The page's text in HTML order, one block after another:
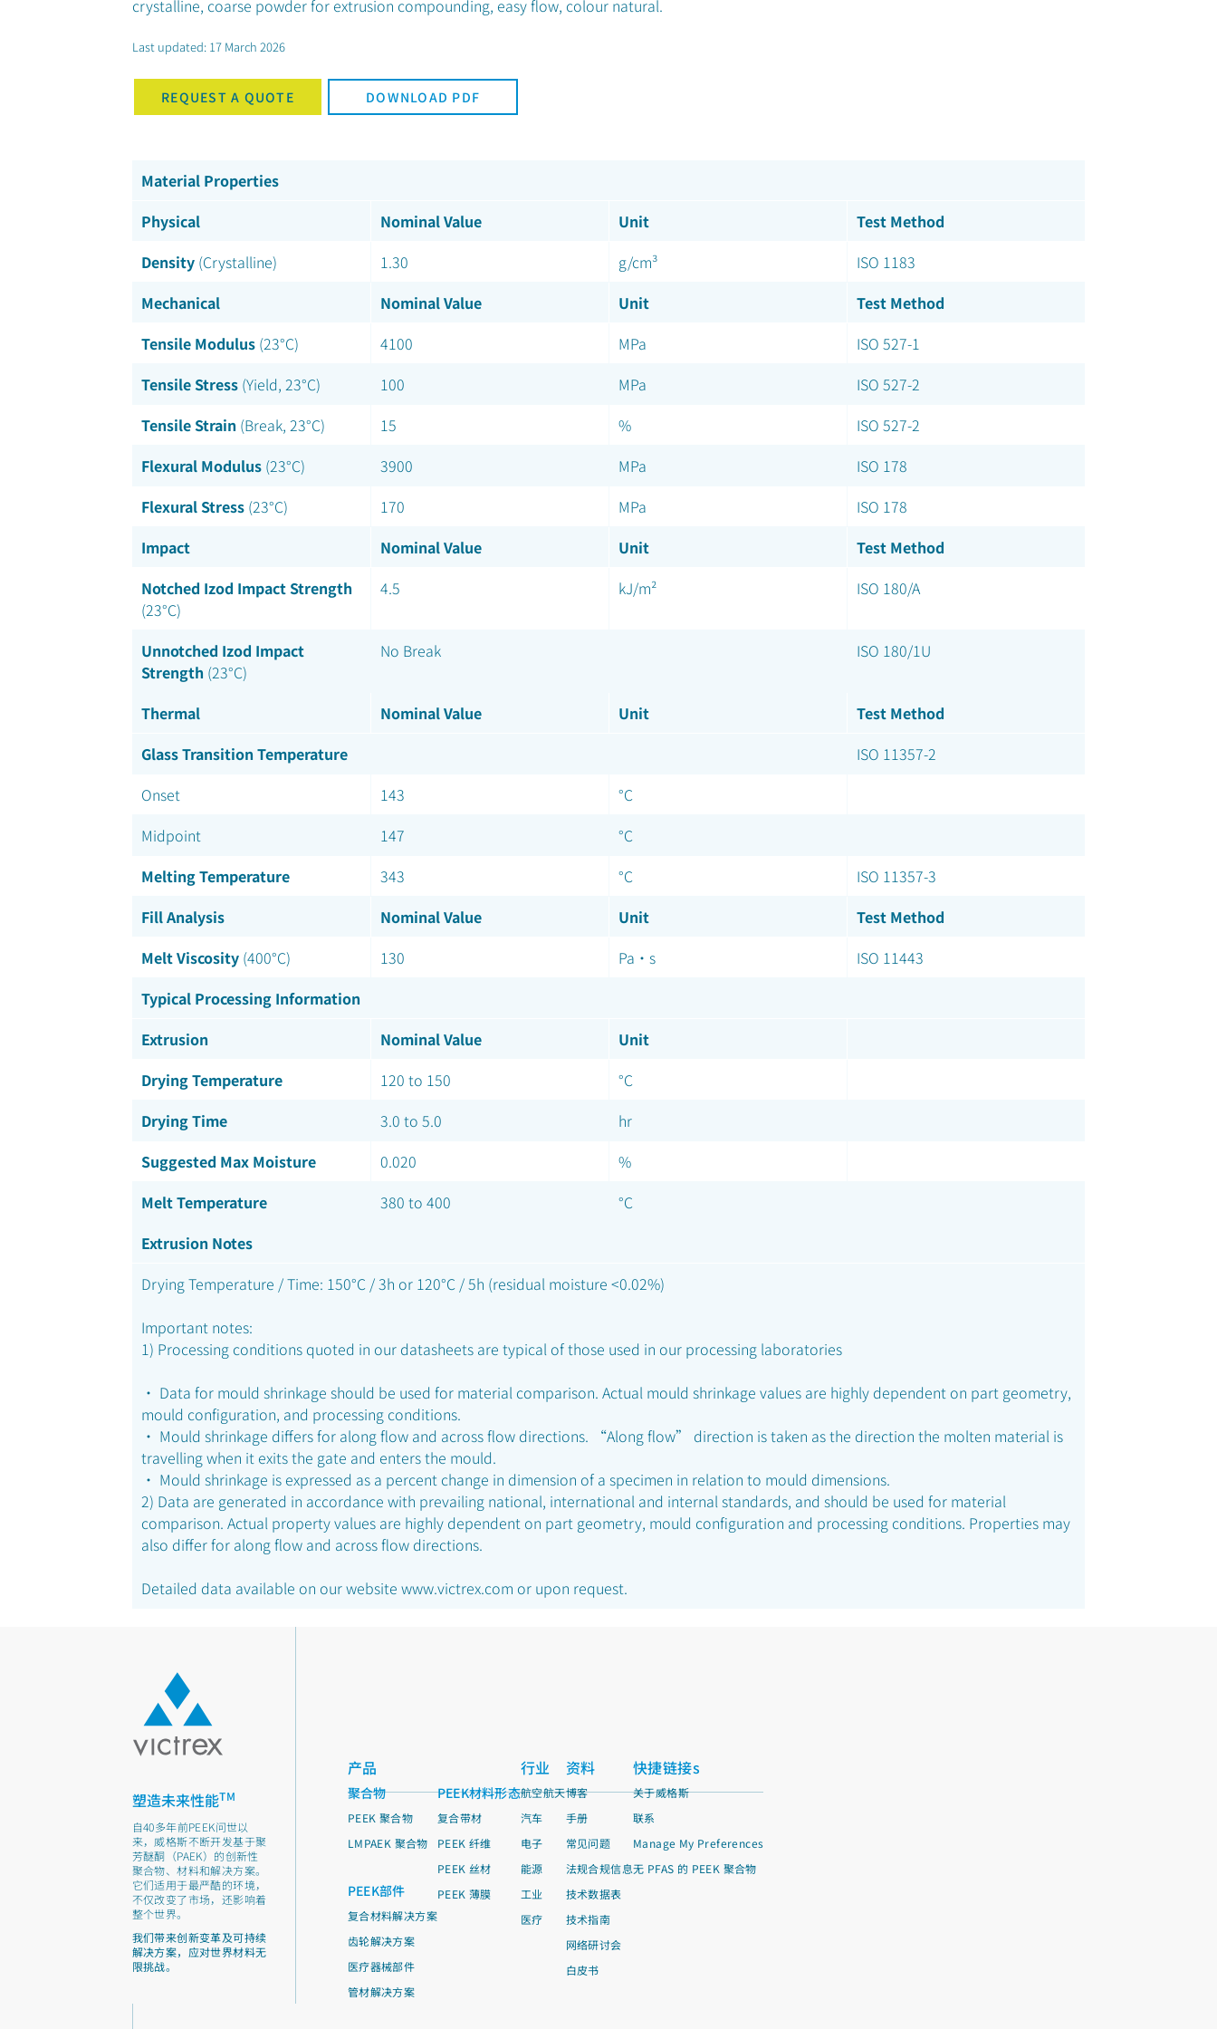
crystalline, coarse powder for extrusion compounding, easy flow, colour natural.
Last updated: 17 March 2026
REQUEST A QUOTE DOWNLOAD PDF
Material Properties
Physical
Nominal Value Unit
Test Method
Density(Crystalline) 1.30 g/cm³
ISO 1183
Mechanical
Nominal Value Unit
Test Method
Tensile Modulus(23°C) 4100 MPa
ISO 527-1
Tensile Stress(Yield, 23°C) 100 MPa
ISO 527-2
Tensile Strain(Break, 23°C) 15 %
ISO 527-2
Flexural Modulus(23°C) 3900 MPa
ISO 178
Flexural Stress(23°C) 170 MPa
ISO 178
Impact
Nominal Value Unit
Test Method
Notched Izod Impact Strength
(23°C)
4.5 kJ/m² ISO 180/A
Unnotched Izod Impact
Strength (23°C)
No Break ISO 180/1U
Thermal Nominal Value Unit
Test Method
Glass Transition Temperature
ISO 11357-2
Onset
143
°C
Midpoint
147
°C
Melting Temperature
343 °C
ISO 11357-3
Fill Analysis
Nominal Value Unit
Test Method
Melt Viscosity(400°C) 130 Pa·s
ISO 11443
Typical Processing Information
Extrusion
Nominal Value
Unit
Drying Temperature
120 to 150
°C
Drying Time
3.0 to 5.0
hr
Suggested Max Moisture
0.020
%
Melt Temperature
380 to 400
°C
Extrusion Notes
Drying Temperature / Time: 150°C / 3h or 120°C / 5h (residual moisture <0.02%)
Important notes:
1) Processing conditions quoted in our datasheets are typical of those used in our processing laboratories
• Data for mould shrinkage should be used for material comparison. Actual mould shrinkage values are highly dependent on part geometry,
mould configuration, and processing conditions.
• Mould shrinkage differs for along flow and across flow directions. “Along flow” direction is taken as the direction the molten material is
travelling when it exits the gate and enters the mould.
• Mould shrinkage is expressed as a percent change in dimension of a specimen in relation to mould dimensions.
2) Data are generated in accordance with prevailing national, international and internal standards, and should be used for material
comparison. Actual property values are highly dependent on part geometry, mould configuration and processing conditions. Properties may
also differ for along flow and across flow directions.
Detailed data available on our website www.victrex.com or upon request.
塑造未来性能TM
自40多年前PEEK问世以
来，威格斯不断开发基于聚
芳醚酮（PAEK）的创新性
聚合物、材料和解决方案。
它们适用于最严酷的环境，
不仅改变了市场，还影响着
整个世界。
我们带来创新变革及可持续
解决方案，应对世界材料无
限挑战。
产品
聚合物
PEEK 聚合物
LMPAEK 聚合物
PEEK部件
复合材料解决方案
齿轮解决方案
医疗器械部件
管材解决方案
PEEK材料形态
复合带材
PEEK 纤维
PEEK 丝材
PEEK 薄膜
行业
航空航天
汽车
电子
能源
工业
医疗
资料
博客
手册
常见问题
法规合规信息
技术数据表
技术指南
网络研讨会
白皮书
快捷链接s
关于威格斯
联系
Manage My Preferences
无 PFAS 的 PEEK 聚合物